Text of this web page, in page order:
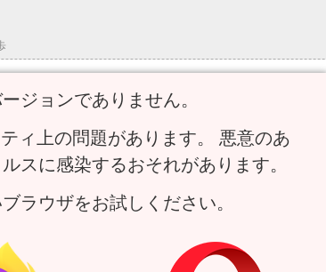
ジョンでありません。
ィ上の問題があります。 悪意のあ
スに感染するおそれがあります。
ラウザをお試しください。